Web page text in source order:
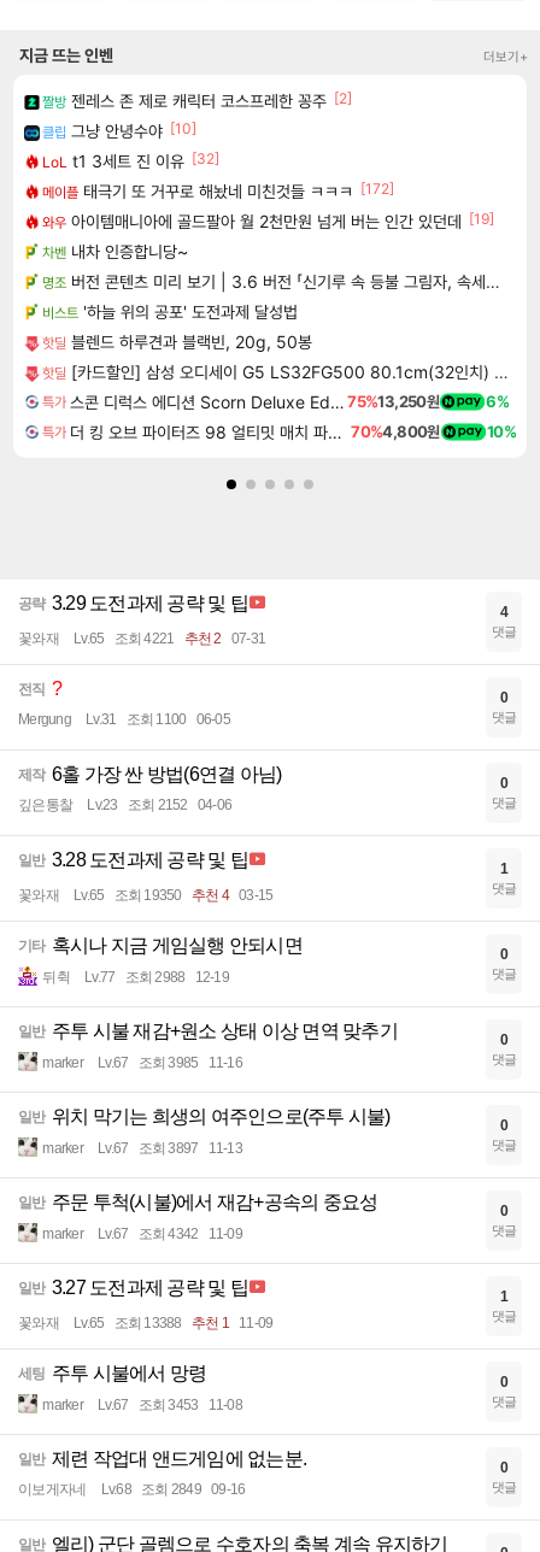
지금 뜨는 인벤 더보기+
짤방 젠레스 존 제로 캐릭터 코스프레한 꽁주 [2]
클립 그냥 안녕수야 [10]
LoL t1 3세트 진 이유 [32]
메이플 태극기 또 거꾸로 해놨네 미친것들 ㅋㅋㅋ
[172]
와우 아이템매니아에 골드팔아 월 2천만원 넘게 버는 인간 있던데 [19]
차벤 내차 인증합니당~
명조 버전 콘텐츠 미리 보기 | 3.6 버전 「신기루 속 등불 그림자, 속세에 깃든 검의 결심」이 8월 20일에 업데이트됩니다!
비스트 '하늘 위의 공포' 도전과제 달성법
핫딜 블렌드 하루견과 블랙빈, 20g, 50봉
핫딜 [카드할인] 삼성 오디세이 G5 LS32FG500 80.1cm(32인치) 게이밍 모니터 180Hz
특가 스콘 디럭스 에디션 Scorn Deluxe Edition75%13,250원 6%
특가 더 킹 오브 파이터즈 98 얼티밋 매치 파이널 에디션 THE KING OF FIGHTERS 98 ULTIMATE MATCH FINAL EDITION 70%4,800원 10%
공략 3.29 도전과제 공략 및 팁
꽃와재 Lv.65 조회 4221 추천 2 07-31
4
댓글
전직 ?
Mergung Lv.31 조회 1100 06-05
0
댓글
제작 6홀 가장 싼 방법(6연결 아님)
깊은통찰 Lv.23 조회 2152 04-06
0
댓글
일반 3.28 도전과제 공략 및 팁
꽃와재 Lv.65 조회 19350 추천 4 03-15
1
댓글
기타 혹시나 지금 게임실행 안되시면
뒤췩 Lv.77 조회 2988 12-19
0
댓글
일반 주투 시불 재감+원소 상태 이상 면역 맞추기
marker Lv.67 조회 3985 11-16
0
댓글
일반 위치 막기는 희생의 여주인으로(주투 시불)
marker Lv.67 조회 3897 11-13
0
댓글
일반 주문 투척(시불)에서 재감+공속의 중요성
marker Lv.67 조회 4342 11-09
0
댓글
일반 3.27 도전과제 공략 및 팁
꽃와재 Lv.65 조회 13388 추천 1 11-09
1
댓글
세팅 주투 시불에서 망령
marker Lv.67 조회 3453 11-08
0
댓글
일반 제련 작업대 앤드게임에 없는분.
이보게자네 Lv.68 조회 2849 09-16
0
댓글
일반 엘리) 군단 골렘으로 수호자의 축복 계속 유지하기